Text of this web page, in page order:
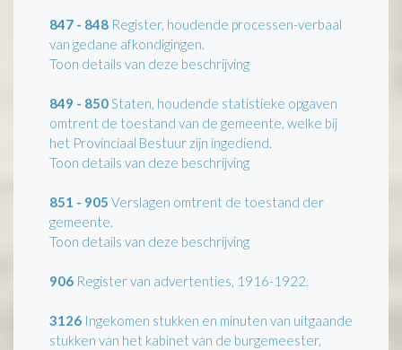
847 - 848 Register, houdende processen-verbaal
van gedane afkondigingen.
Toon details van deze beschrijving
849 - 850Staten, houdende statistieke opgaven
omtrent de toestand van de gemeente, welke bij
het Provinciaal Bestuur zijn ingediend.
Toon details van deze beschrijving
851 - 905 Verslagen omtrent de toestand der
gemeente.
Toon details van deze beschrijving
906 Register van advertenties, 1916-1922.
3126 Ingekomen stukken en minuten van uitgaande
stukken van het kabinet van de burgemeester,